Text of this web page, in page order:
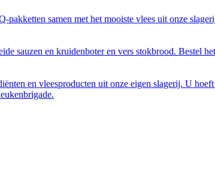
samen met het mooiste vlees uit onze
sauzen en kruidenboter en vers stokbrood. Bestel
en vleesproducten uit onze eigen slagerij. U